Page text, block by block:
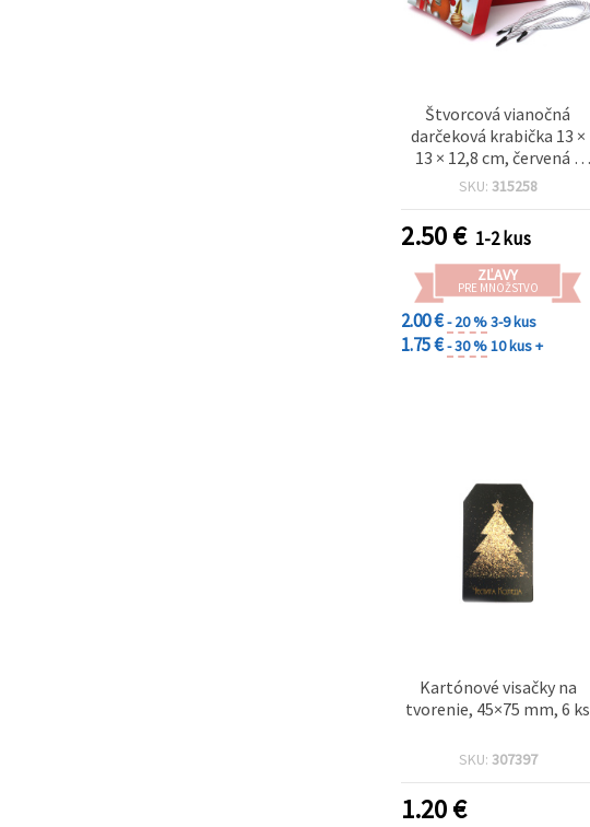
Štvorcová vianočná
darčeková krabička 13 ×
13 × 12,8 cm, červená s
motívom jeleňa
SKU: 315258
2.50€ 1-2 kus
ZĽAVY
PRE MNOŽSTVO
2.00 €- 20 %3-9 kus
1.75 €- 30 %10 kus +
Kartónové visačky na
tvorenie, 45×75 mm, 6 ks
SKU: 307397
1.20€